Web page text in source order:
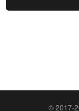
© 2017-